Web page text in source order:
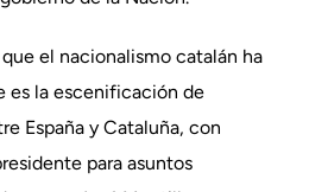
el nacionalismo catalán ha
es la escenificación de
España y Cataluña, con
para asuntos